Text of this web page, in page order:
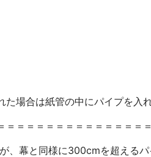
場合は紙管の中にパイプを入
＝＝＝＝＝＝＝＝＝＝＝＝＝
、幕と同様に300cmを超える